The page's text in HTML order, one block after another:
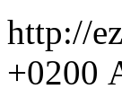
http://
+0200